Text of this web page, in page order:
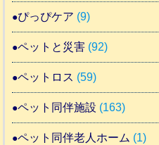
ぴっぴケア (9)
ペットと災害 (92)
ペットロス (59)
ペット同伴施設 (163)
ペット同伴老人ホーム (1)